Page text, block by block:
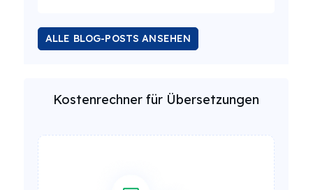
ALLE BLOG-POSTS ANSEHEN
Kostenrechner für Übersetzungen